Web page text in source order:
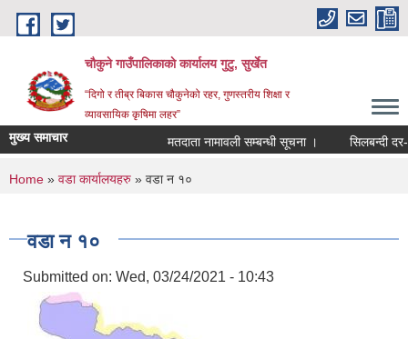
Skip to main content
चौकुने गाउँपालिकाकाे कार्यालय गुटु, सुर्खेत
“दिगो र तीब्र बिकास चौकुनेको रहर, गुणस्तरीय शिक्षा र
व्यावसायिक कृषिमा लहर”
मुख्य समाचार मतदाता नामावली सम्बन्धी सूचना । सिलबन्दी दर-
You are here
Home » वडा कार्यालयहरु » वडा न १०
वडा न १०
Submitted on: Wed, 03/24/2021 - 10:43